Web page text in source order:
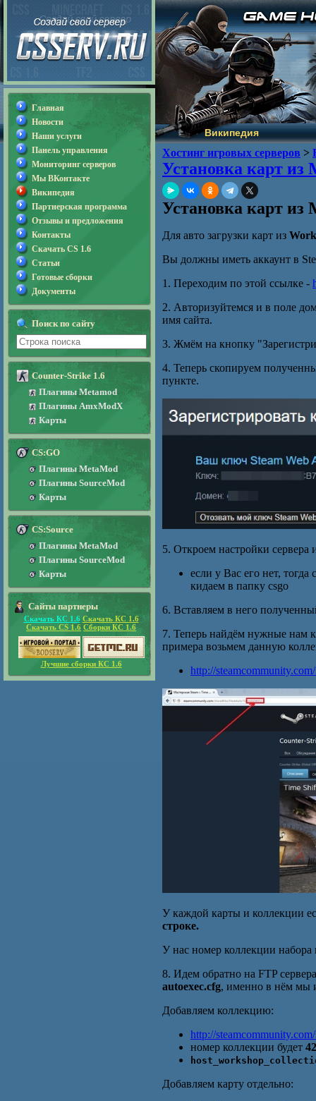
Википедия
Хостинг игровых серверов >
Установка карт из
Установка карт из
Для авто загрузки карт из
Вы должны иметь аккаунт в
1. Переходим по этой ссылке -
2. Авторизуйтемся и в поле
имя сайта.
3. Жмём на кнопку
4. Теперь скопируем
пункте.
5. Откроем настройки
если у Вас его нет,
кидаем в папку csgo
6. Вставляем в него
7. Теперь найдём нужные нам
примера возьмем данную
http://
У каждой карты и коллекции
строке.
У нас номер коллекции
8. Идем обратно на FTP
autoexec.cfg, именно в нём мы
Добавляем коллекцию:
http://
номер коллекции будет
Добавляем карту отдельно:
Главная
Новости
Наши услуги
Панель управления
Мониторинг серверов
Мы ВКонтакте
Википедия
Партнерская программа
Отзывы и предложения
Контакты
Скачать CS 1.6
Статьи
Готовые сборки
Документы
Поиск по сайту
Counter-Strike 1.6
Плагины Metamod
Плагины AmxModX
Карты
CS:GO
Плагины MetaMod
Плагины SourceMod
Карты
CS:Source
Плагины MetaMod
Плагины SourceMod
Карты
Сайты партнеры
Скачать КС 1.6 Скачать КС 1.6
Скачать CS 1.6 Сборки КС 1.6
Лучшие сборки КС 1.6